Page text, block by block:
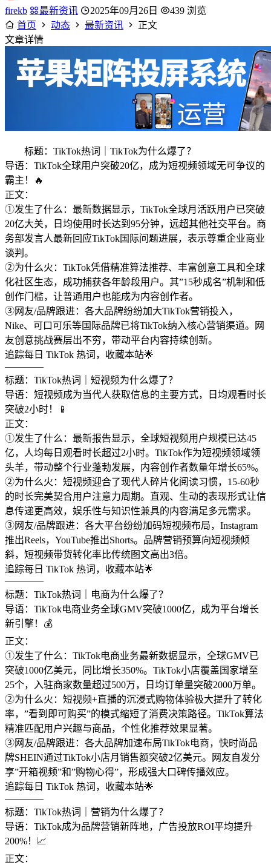
firekb 最新资讯 2025年09月26日
439 浏览
首页
动态 最新资讯
正文
文章详情
标题：TikTok热词｜TikTok为什么爆了？
导语：TikTok全球用户突破20亿，成为短视频领域无可争议的
霸主！🔥
正文：
①发生了什么：最新数据显示，TikTok全球月活跃用户已突破
20亿大关，日均使用时长达到95分钟，远超其他社交平台。商
务部发言人最新回应TikTok国际问题进展，表示尊重企业商业
谈判。
②为什么火：TikTok凭借精准算法推荐、丰富创意工具和全球
化社区生态，成功捕获各年龄段用户。其”15秒成名”机制和低
创作门槛，让普通用户也能成为内容创作者。
③网友/品牌跟进：各大品牌纷纷加大TikTok营销投入，
Nike、可口可乐等国际品牌已将TikTok纳入核心营销渠道。网
友创意挑战赛层出不穷，带动平台内容持续创新。
追踪每日 TikTok 热词，收藏本站🌟
————
标题：TikTok热词｜短视频为什么爆了？
导语：短视频成为当代人获取信息的主要方式，日均观看时长
突破2小时！📱
正文：
①发生了什么：最新报告显示，全球短视频用户规模已达45
亿，人均每日观看时长超过2小时。TikTok作为短视频领域领
头羊，带动整个行业蓬勃发展，内容创作者数量年增长65%。
②为什么火：短视频迎合了现代人碎片化阅读习惯，15-60秒
的时长完美契合用户注意力周期。直观、生动的表现形式让信
息传递更高效，娱乐性与知识性兼具的内容满足多元需求。
③网友/品牌跟进：各大平台纷纷加码短视频布局，Instagram
推出Reels，YouTube推出Shorts。品牌营销预算向短视频倾
斜，短视频带货转化率比传统图文高出3倍。
追踪每日 TikTok 热词，收藏本站🌟
————
标题：TikTok热词｜电商为什么爆了？
导语：TikTok电商业务全球GMV突破1000亿，成为平台增长
新引擎！💰
正文：
①发生了什么：TikTok电商业务最新数据显示，全球GMV已
突破1000亿美元，同比增长350%。TikTok小店覆盖国家增至
25个，入驻商家数量超过500万，日均订单量突破2000万单。
②为什么火：短视频+直播的沉浸式购物体验极大提升了转化
率，”看到即可购买”的模式缩短了消费决策路径。TikTok算法
精准匹配用户兴趣与商品，个性化推荐效果显著。
③网友/品牌跟进：各大品牌加速布局TikTok电商，快时尚品
牌SHEIN通过TikTok小店月销售额突破2亿美元。网友自发分
享”开箱视频”和”购物心得”，形成强大口碑传播效应。
追踪每日 TikTok 热词，收藏本站🌟
————
标题：TikTok热词｜营销为什么爆了？
导语：TikTok成为品牌营销新阵地，广告投放ROI平均提升
200%！📈
正文：